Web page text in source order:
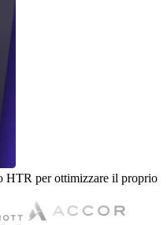
HTR per ottimizzare il proprio